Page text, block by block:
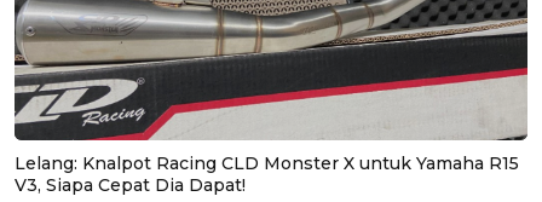
Lelang: Knalpot Racing CLD Monster X untuk Yamaha R15
V3, Siapa Cepat Dia Dapat!